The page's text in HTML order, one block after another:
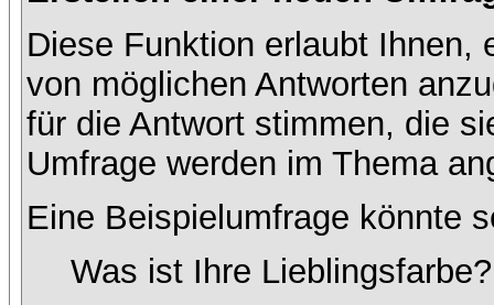
Diese Funktion erlaubt Ihnen,
von möglichen Antworten
für die Antwort stimmen, die
Umfrage werden im Thema
Eine Beispielumfrage könnte
Was ist Ihre Lieblingsfarbe?